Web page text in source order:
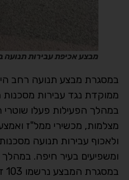
מבצע אכיפת עבירות תנועה
ממוקדת נגד עבירות מסכנות
במהלך הפעילות פעלו
מצלמות, מכשירי ממל"ז
ולאכוף עבירות תנועה
ומשפיעים בעיר חיפה. במהלך